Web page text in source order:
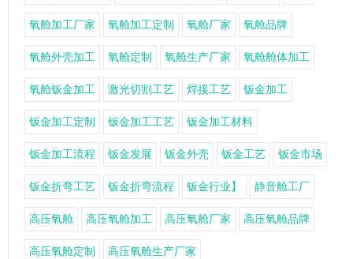
氧舱加工厂家 氧舱加工定制 氧舱厂家 氧舱品牌
氧舱外壳加工 氧舱定制 氧舱生产厂家 氧舱舱体加工
氧舱钣金加工 激光切割工艺 焊接工艺 钣金加工
钣金加工定制 钣金加工工艺 钣金加工材料
钣金加工流程 钣金发展 钣金外壳 钣金工艺 钣金市场
钣金折弯工艺 钣金折弯流程 钣金行业】 静音舱工厂
高压氧舱 高压氧舱加工 高压氧舱厂家 高压氧舱品牌
高压氧舱定制 高压氧舱生产厂家